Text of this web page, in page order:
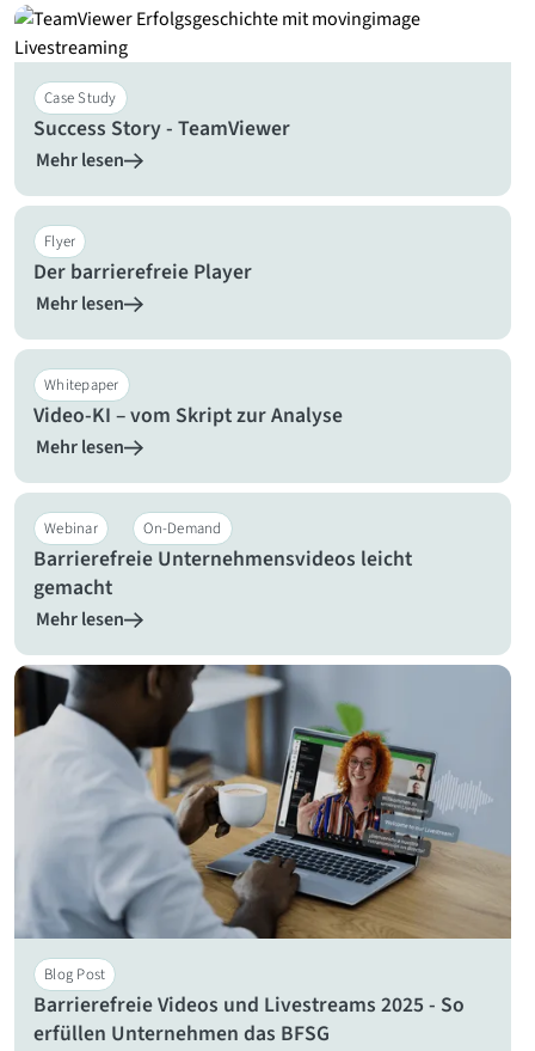
Case Study
Success Story - TeamViewer
Mehr lesen
Flyer
Der barrierefreie Player
Mehr lesen
Whitepaper
Video-KI – vom Skript zur Analyse
Mehr lesen
Webinar On-Demand
Barrierefreie Unternehmensvideos leicht
gemacht
Mehr lesen
Blog Post
Barrierefreie Videos und Livestreams 2025 - So
erfüllen Unternehmen das BFSG